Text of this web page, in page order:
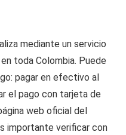
mediante un servicio
toda Colombia. Puede
pagar en efectivo al
el pago con tarjeta de
web oficial del
importante verificar con